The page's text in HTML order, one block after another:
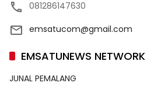
081286147630
emsatucom@gmail.com
EMSATUNEWS NETWORK
JUNAL PEMALANG